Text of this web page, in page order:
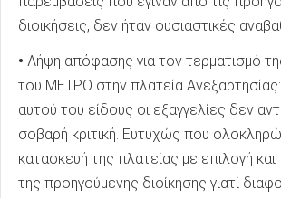
διοικήσεις, δεν ήταν ουσιαστικές
• Λήψη απόφασης για τον τερματισμό
του ΜΕΤΡΟ στην πλατεία
αυτού του είδους οι εξαγγελίες δεν
σοβαρή κριτική. Ευτυχώς που
κατασκευή της πλατείας με επιλογή
της προηγούμενης διοίκησης γιατί